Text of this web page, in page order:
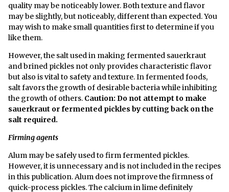
quality may be noticeably lower. Both texture and flavor
may be slightly, but noticeably, different than expected. You
may wish to make small quantities first to determine if you
like them.
However, the salt used in making fermented sauerkraut
and brined pickles not only provides characteristic flavor
but also is vital to safety and texture. In fermented foods,
salt favors the growth of desirable bacteria while inhibiting
the growth of others. Caution: Do not attempt to make
sauerkraut or fermented pickles by cutting back on the
salt required.
Firming agents
Alum may be safely used to firm fermented pickles.
However, it is unnecessary and is not included in the recipes
in this publication. Alum does not improve the firmness of
quick-process pickles. The calcium in lime definitely